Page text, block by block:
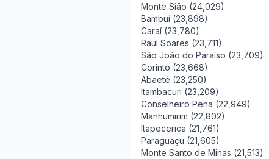
Monte Sião (24,029)
Bambuí (23,898)
Caraí (23,780)
Raul Soares (23,711)
São João do Paraíso (23,709)
Corinto (23,668)
Abaeté (23,250)
Itambacuri (23,209)
Conselheiro Pena (22,949)
Manhumirim (22,802)
Itapecerica (21,761)
Paraguaçu (21,605)
Monte Santo de Minas (21,513)